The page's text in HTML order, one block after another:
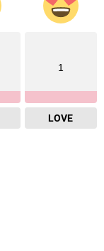
1
LOVE